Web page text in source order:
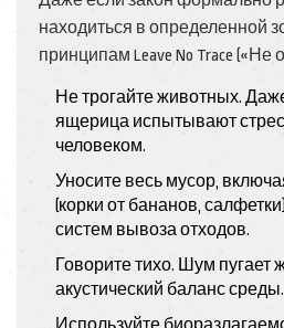
находиться в определенной
принципам Leave No Trace («Не
Не трогайте животных.
ящерица испытывают
человеком.
Уносите весь мусор,
(корки от бананов,
систем вывоза отходов.
Говорите тихо. Шум пугает
акустический баланс среды.